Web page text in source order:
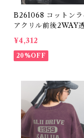
B261068 コットンラ
アクリル前後2WAY
柄カーディガン /
Like Acrylic
2-Way Openwork
¥4,312
20%OFF